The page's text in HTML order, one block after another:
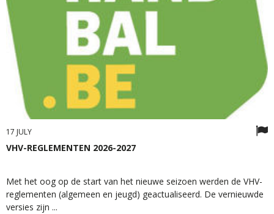
17 JULY
VHV-REGLEMENTEN 2026-2027
Met het oog op de start van het nieuwe seizoen werden de VHV-
reglementen (algemeen en jeugd) geactualiseerd. De vernieuwde
versies zijn ...